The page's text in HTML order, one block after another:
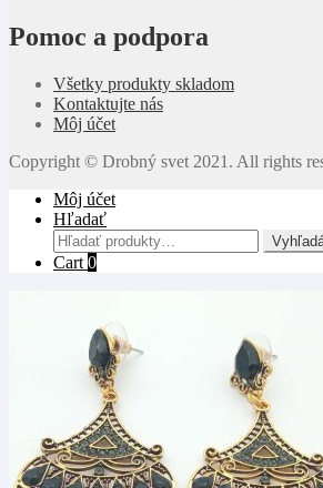
Pomoc a podpora
Všetky produkty skladom
Kontaktujte nás
Môj účet
Copyright © Drobný svet 2021. All rights
Môj účet
Hľadať
Hľadať:
Cart 0